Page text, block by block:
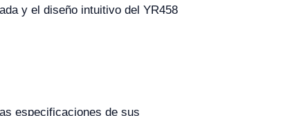
y el diseño intuitivo del YR458
especificaciones de sus